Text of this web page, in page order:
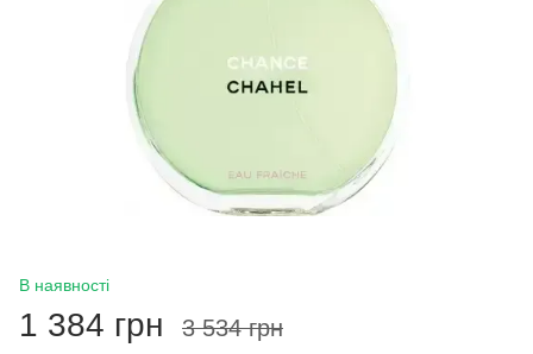
В наявності
1 384 грн 3 534 грн